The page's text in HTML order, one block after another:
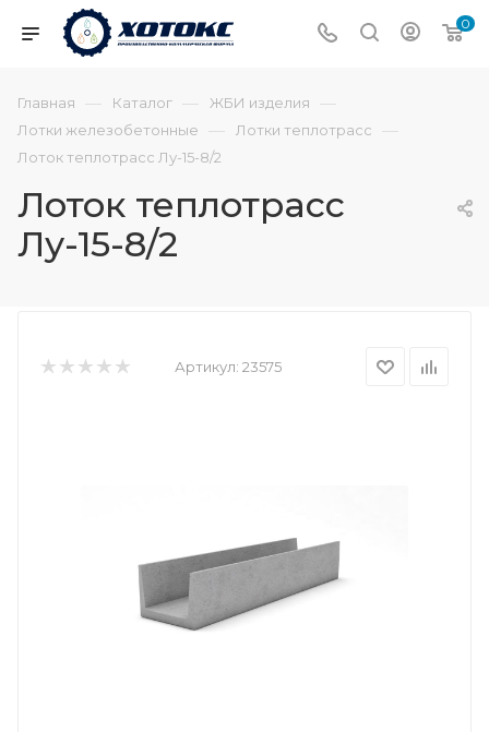
0
Главная — Каталог — ЖБИ изделия —
Лотки железобетонные — Лотки теплотрасс —
Лоток теплотрасс Лу-15-8/2
Лоток теплотрасс
Лу-15-8/2
Артикул: 23575